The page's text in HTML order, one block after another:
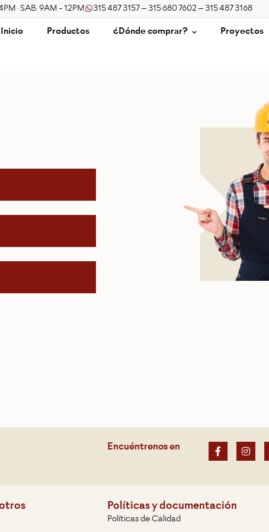
· SAB: 9AM - 12PM 315 487 3157 – 315 680 7602 – 315 487 3168
Inicio Productos ¿Dónde comprar? Proyectos
Encuéntrenos en
Políticas y documentación
Políticas de Calidad